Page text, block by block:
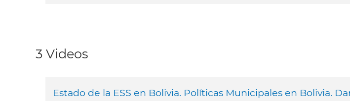
3 Videos
Estado de la ESS en Bolivia. Políticas Municipales en Bolivia.